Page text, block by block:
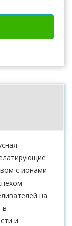
с ионами
на
в
и